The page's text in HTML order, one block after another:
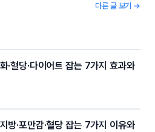
다른 글 보기 →
·혈당·다이어트 잡는 7가지 효과와
방·포만감·혈당 잡는 7가지 이유와